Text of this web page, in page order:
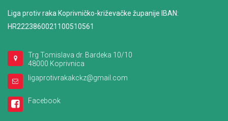
Liga protiv raka Koprivničko-križevačke županije IBAN:
HR2223860021100510561
Trg Tomislava dr. Bardeka 10/10
48000 Koprivnica
ligaprotivrakakckz@gmail.com
Facebook